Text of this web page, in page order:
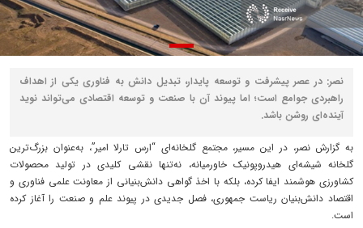
نصر: در عصر پیشرفت و توسعه پایدار، تبدیل دانش به فناوری یکی از اهداف
راهبردی جوامع است؛ اما پیوند آن با صنعت و توسعه اقتصادی می‌تواند نوید
آینده‌ای روشن باشد.
به گزارش نصر، در این مسیر، مجتمع گلخانه‌ای “ارس تارلا امیر”، به‌عنوان بزرگ‌ترین
گلخانه شیشه‌ای هیدروپونیک خاورمیانه، نه‌تنها نقشی کلیدی در تولید محصولات
کشاورزی هوشمند ایفا کرده، بلکه با اخذ گواهی دانش‌بنیانی از معاونت علمی فناوری و
اقتصاد دانش‌بنیان ریاست جمهوری، فصل جدیدی در پیوند علم و صنعت را آغاز کرده
است.